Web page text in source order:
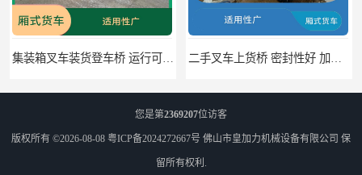
您是第2369207位访客
版权所有 ©2026-08-08 粤ICP备2024272667号 佛山市皇加力机械设备有限公司 保
留所有权利.